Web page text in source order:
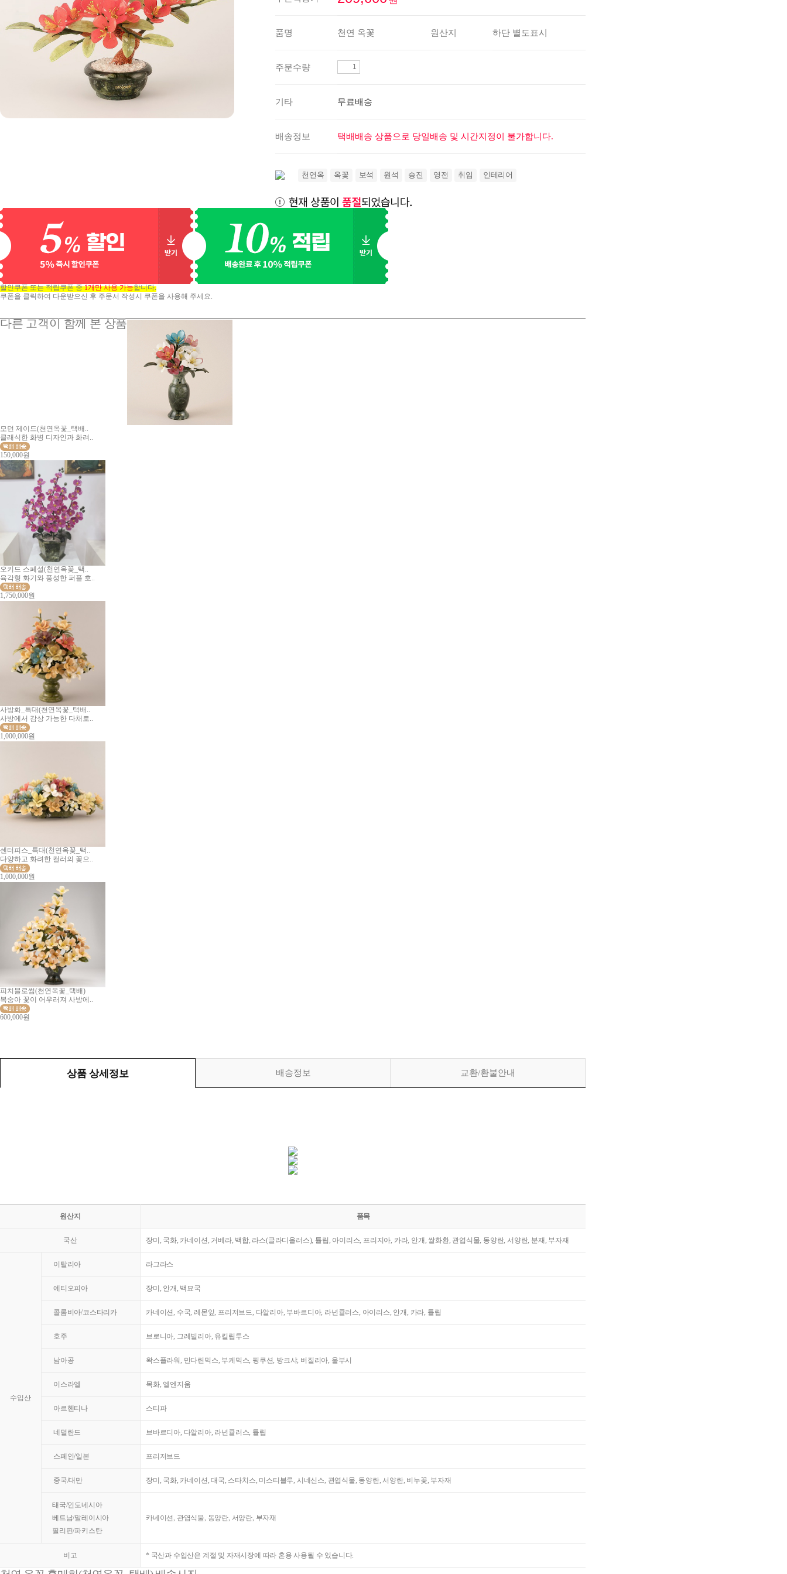
품명 천연 옥꽃 원산지 하단 별도표시
주문수량
기타 무료배송
배송정보 택배배송 상품으로 당일배송 및 시간지정이 불가합니다.
천연옥 옥꽃 보석 원석 승진 영전 취임 인테리어
할인쿠폰 또는 적립쿠폰 중1개만 사용 가능합니다.
쿠폰을 클릭하여 다운받으신 후 주문서 작성시 쿠폰을 사용해 주세요.
다른 고객이 함께 본 상품
모던 제이드(천연옥꽃_택배..
클래식한 화병 디자인과 화려..
150,000원
오키드 스페셜(천연옥꽃_택..
육각형 화기와 풍성한 퍼플 호..
1,750,000원
사방화_특대(천연옥꽃_택배..
사방에서 감상 가능한 다채로..
1,000,000원
센터피스_특대(천연옥꽃_택..
다양하고 화려한 컬러의 꽃으..
1,000,000원
피치블로썸(천연옥꽃_택배)
복숭아 꽃이 어우러져 사방에..
600,000원
상품 상세정보 배송정보 교환/환불안내
원산지 품목
국산 장미, 국화, 카네이션, 거베라, 백합, 라스(글라디올러스), 튤립, 아이리스, 프리지아, 카라, 안개, 쌀화환, 관엽식물, 동양란, 서양란, 분재, 부자재
수입산
이탈리아 라그라스
에티오피아 장미, 안개, 백묘국
콜롬비아/코스타리카 카네이션, 수국, 레몬잎, 프리저브드, 다알리아, 부바르디아, 라넌큘러스, 아이리스, 안개, 카라, 튤립
호주 브로니아, 그레빌리아, 유킬립투스
남아공 왁스플라워, 만다린믹스, 부케믹스, 핑쿠션, 방크샤, 버질리아, 울부시
이스라엘 목화, 엘엔지움
아르헨티나 스티파
네덜란드 브바르디아, 다알리아, 라넌큘러스, 튤립
스페인/일본 프리저브드
중국/대만 장미, 국화, 카네이션, 대국, 스타치스, 미스티블루, 시네신스, 관엽식물, 동양란, 서양란, 비누꽃, 부자재
태국/인도네시아
베트남/말레이시아
필리핀/파키스탄
카네이션, 관엽식물, 동양란, 서양란, 부자재
비고 * 국산과 수입산은 계절 및 자재시장에 따라 혼용 사용될 수 있습니다.